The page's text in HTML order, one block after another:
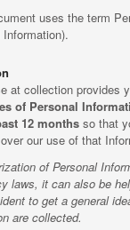
uses the term
at collection provides
of Personal
12 months so that
our use of that
of Personal
laws, it can also be
to get a general
are collected.